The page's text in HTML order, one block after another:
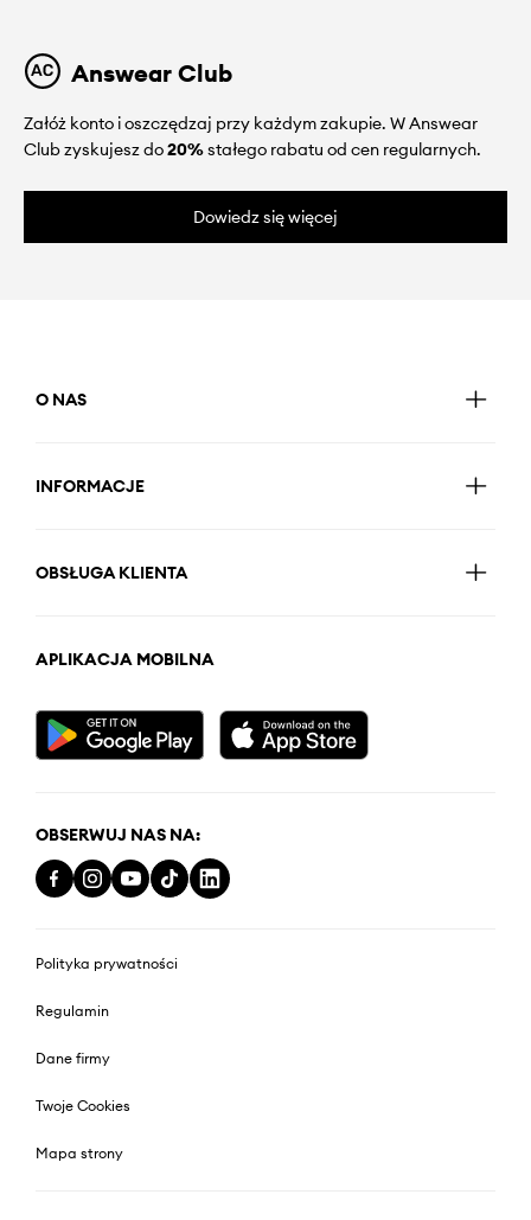
Answear Club
Załóż konto i oszczędzaj przy każdym zakupie. W Answear
Club zyskujesz do20%stałego rabatu od cen regularnych.
Dowiedz się więcej
O NAS
INFORMACJE
OBSŁUGA KLIENTA
APLIKACJA MOBILNA
OBSERWUJ NAS NA:
Polityka prywatności
Regulamin
Dane firmy
Twoje Cookies
Mapa strony